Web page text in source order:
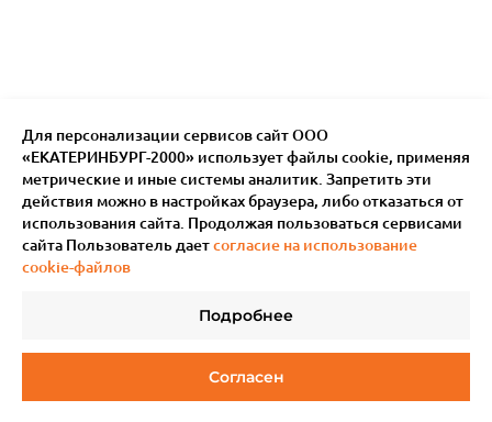
Подробнее
Согласен
Для персонализации сервисов сайт ООО
«ЕКАТЕРИНБУРГ-2000» использует файлы сookie, применяя
метрические и иные системы аналитик. Запретить эти
действия можно в настройках браузера, либо отказаться от
использования сайта. Продолжая пользоваться сервисами
сайта Пользователь даетсогласие на использование
cookie-файлов